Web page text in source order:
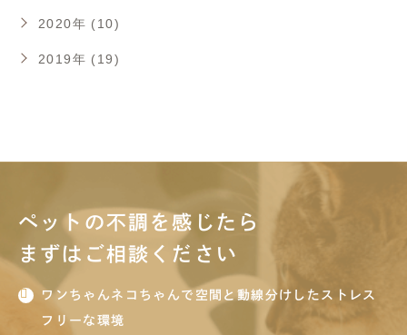
2020年 (10)
2019年 (19)
ペットの不調を感じたら
まずはご相談ください
ワンちゃんネコちゃんで空間と動線分けしたストレス
フリーな環境